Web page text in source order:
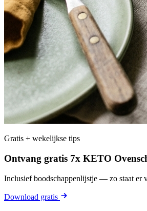
Gratis + wekelijkse tips
Ontvang gratis 7x KETO
Inclusief boodschappenlijstje — zo staat er
Download gratis